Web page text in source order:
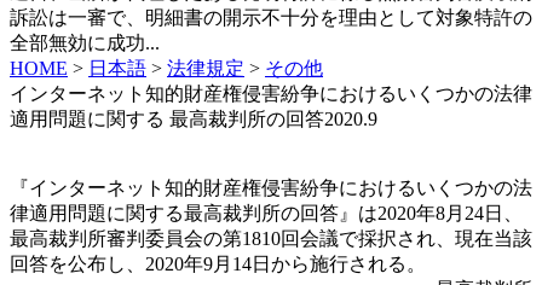
訴訟は一審で、明細書の開示不十分を理由として対象特許の
全部無効に成功...
HOME > 日本語 > 法律規定 > その他
インターネット知的財産権侵害紛争におけるいくつかの法律
適用問題に関する 最高裁判所の回答2020.9
『インターネット知的財産権侵害紛争におけるいくつかの法
律適用問題に関する最高裁判所の回答』は2020年8月24日、
最高裁判所審判委員会の第1810回会議で採択され、現在当該
回答を公布し、2020年9月14日から施行される。